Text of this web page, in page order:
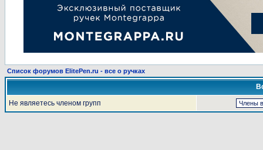
Список форумов ElitePen.ru - все о ручках
Не являетесь членом групп